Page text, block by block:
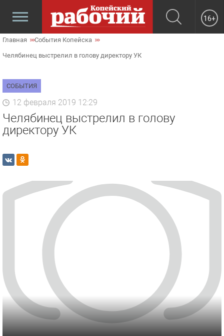
16+
Главная События Копейска
Челябинец выстрелил в голову директору УК
СОБЫТИЯ
12 февраля 2019 12:29
Челябинец выстрелил в голову
директору УК